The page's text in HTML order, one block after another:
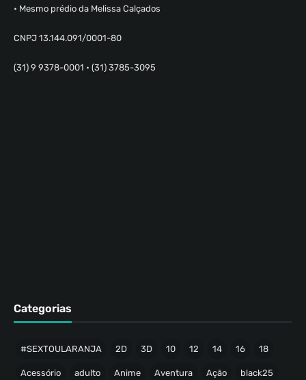
• Mesmo prédio da Melissa Calçados
CNPJ 13.144.091/0001-80
(31) 9 9378-0001 • (31) 3785-3095
Categorias
#SEXTOULARANJA 2D 3D 10 12 14 16 18
Acessório adulto Anime Aventura Ação black25